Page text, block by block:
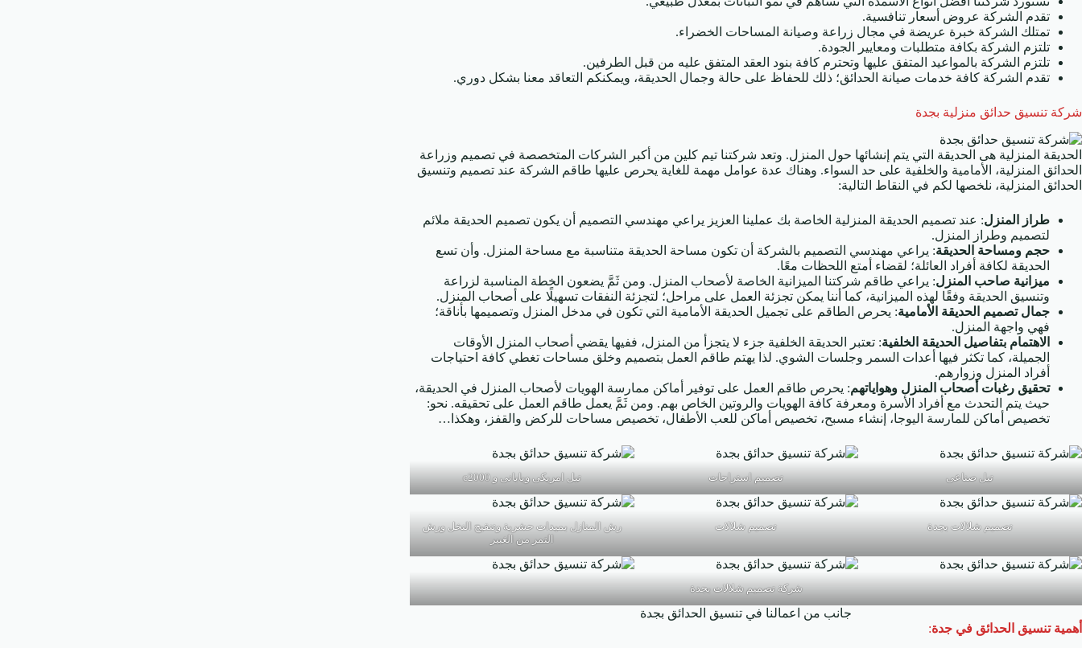
تقدم الشركة عروض أسعار تنافسية.
تمتلك الشركة خبرة عريضة في مجال زراعة وصيانة المساحات الخضراء.
تلتزم الشركة بكافة متطلبات ومعايير الجودة.
تلتزم الشركة بالمواعيد المتفق عليها وتحترم كافة بنود العقد المتفق عليه من قبل الطرفين.
تقدم الشركة كافة خدمات صيانة الحدائق؛ ذلك للحفاظ على حالة وجمال الحديقة، ويمكنكم التعاقد معنا بشكل دوري.
شركة تنسيق حدائق منزلية بجدة
الحديقة المنزلية هى الحديقة التي يتم إنشائها حول المنزل. وتعد شركتنا تيم كلين من أكبر الشركات المتخصصة في تصميم وزراعة
الحدائق المنزلية، الأمامية والخلفية على حد السواء. وهناك عدة عوامل مهمة للغاية يحرص عليها طاقم الشركة عند تصميم وتنسيق
الحدائق المنزلية، نلخصها لكم في النقاط التالية:
طراز المنزل: عند تصميم الحديقة المنزلية الخاصة بك عملينا العزيز يراعي مهندسي التصميم أن يكون تصميم الحديقة ملائم
لتصميم وطراز المنزل.
حجم ومساحة الحديقة: يراعي مهندسي التصميم بالشركة أن تكون مساحة الحديقة متناسبة مع مساحة المنزل. وأن تسع
الحديقة لكافة أفراد العائلة؛ لقضاء أمتع اللحظات معًا.
ميزانية صاحب المنزل: يراعي طاقم شركتنا الميزانية الخاصة لأصحاب المنزل. ومن ثَمَّ يضعون الخطة المناسبة لزراعة
وتنسيق الحديقة وفقًا لهذه الميزانية، كما أننا يمكن تجزئة العمل على مراحل؛ لتجزئة النفقات تسهيلًا على أصحاب المنزل.
جمال تصميم الحديقة الأمامية: يحرص الطاقم على تجميل الحديقة الأمامية التي تكون في مدخل المنزل وتصميمها بأناقة؛
فهي واجهة المنزل.
الاهتمام بتفاصيل الحديقة الخلفية: تعتبر الحديقة الخلفية جزء لا يتجزأ من المنزل، ففيها يقضي أصحاب المنزل الأوقات
الجميلة، كما تكثر فيها أعدات السمر وجلسات الشوي. لذا يهتم طاقم العمل بتصميم وخلق مساحات تغطي كافة احتياجات
أفراد المنزل وزوارهم.
تحقيق رغبات أصحاب المنزل وهواياتهم: يحرص طاقم العمل على توفير أماكن ممارسة الهويات لأصحاب المنزل في الحديقة،
حيث يتم التحدث مع أفراد الأسرة ومعرفة كافة الهويات والروتين الخاص بهم. ومن ثَمَّ يعمل طاقم العمل على تحقيقه. نحو:
تخصيص أماكن للمارسة اليوجا، إنشاء مسبح، تخصيص أماكن للعب الأطفال، تخصيص مساحات للركض والقفز، وهكذا…
تيل صناعى تصميم استراحات تيل امريكى ويابانى و c2000
تصميم شلالات بجدة تصميم شلالات
رش المنازل بميدات حشرية وتنقيح النخل ورش
التمر من الغبير
شركة تصميم شلالات بجدة
جانب من اعمالنا في تنسيق الحدائق بجدة
أهمية تنسيق الحدائق في جدة: